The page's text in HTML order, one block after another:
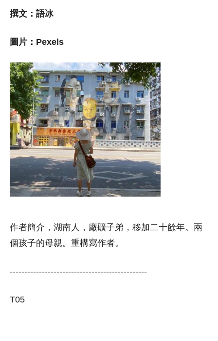
撰文：語冰
圖片：Pexels
作者簡介，湖南人，廠礦子弟，移加二十餘年。兩
個孩子的母親。重構寫作者。
-----------------------------------------------
T05